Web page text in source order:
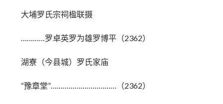
大埔罗氏宗祠楹联摄
…………罗卓英罗为雄罗博平（2362）
湖寮（今县城）罗氏家庙
“豫章堂”……………………………（2362）